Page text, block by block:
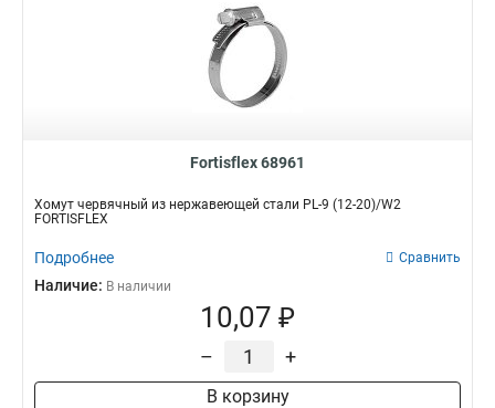
Fortisflex 68961
Хомут червячный из нержавеющей стали PL-9 (12-20)/W2
FORTISFLEX
Подробнее Сравнить
Наличие: В наличии
10,07 ₽
– +
В корзину